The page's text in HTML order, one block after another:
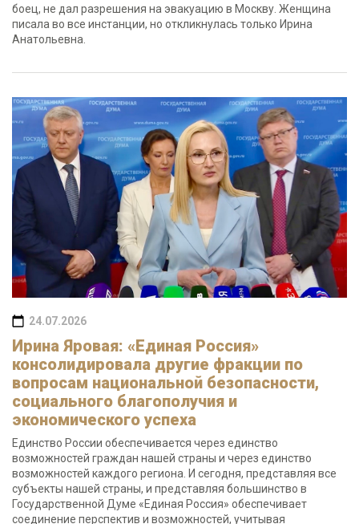
боец, не дал разрешения на эвакуацию в Москву. Женщина
писала во все инстанции, но откликнулась только Ирина
Анатольевна.
24.07.2026
Ирина Яровая: «Единая Россия»
консолидировала другие фракции по
вопросам национальной безопасности,
социального благополучия и
экономического успеха
Единство России обеспечивается через единство
возможностей граждан нашей страны и через единство
возможностей каждого региона. И сегодня, представляя все
субъекты нашей страны, и представляя большинство в
Государственной Думе «Единая Россия» обеспечивает
соединение перспектив и возможностей, учитывая